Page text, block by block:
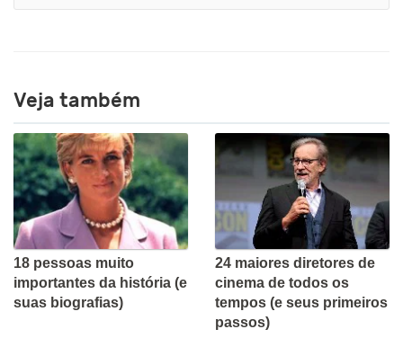
Veja também
18 pessoas muito
importantes da história (e
suas biografias)
24 maiores diretores de
cinema de todos os
tempos (e seus primeiros
passos)